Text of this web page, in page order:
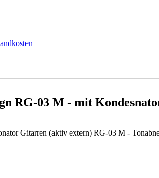
RG-03 M - mit
Gitarren (aktiv extern) RG-03 M -